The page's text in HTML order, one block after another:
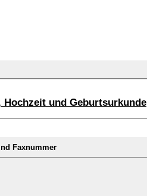
und Geburtsurkunde
Faxnummer